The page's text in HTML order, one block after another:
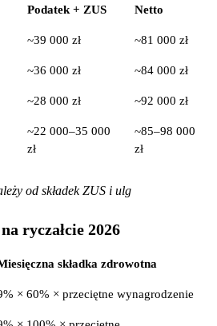
Podatek + ZUS Netto
~39 000 zł ~81 000 zł
~36 000 zł ~84 000 zł
~28 000 zł ~92 000 zł
~22 000–35 000
zł
~85–98 000
zł
od składek ZUS i ulg
ryczałcie 2026
składka zdrowotna
× 60% × przeciętne wynagrodzenie